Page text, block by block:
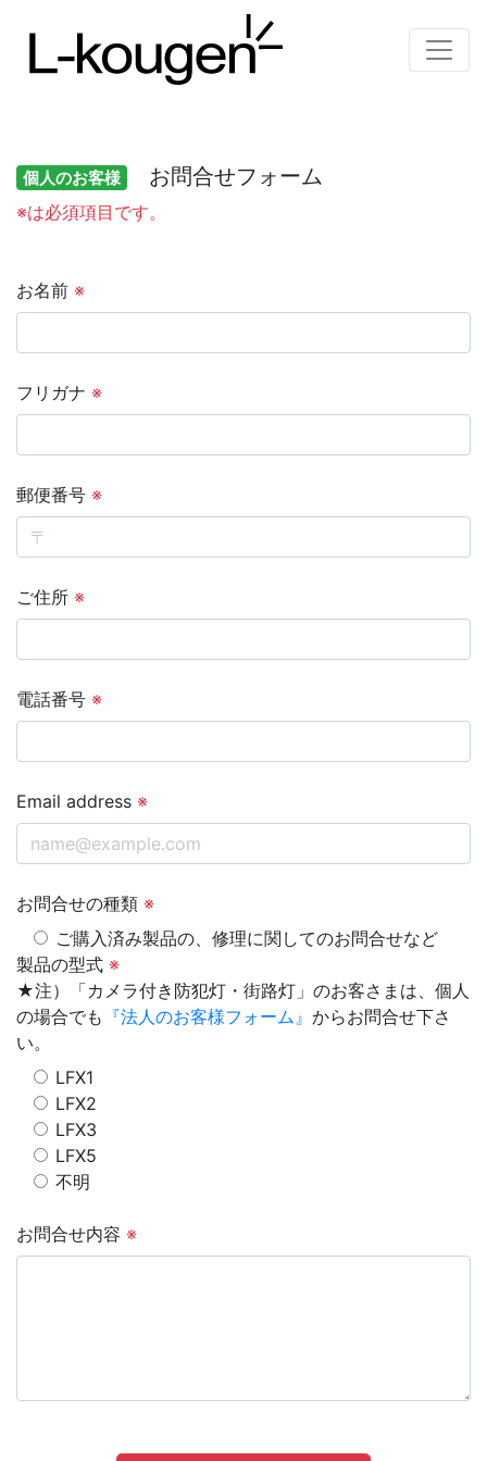
個人のお客様 お問合せフォーム
※は必須項目です。
お名前 ※
フリガナ ※
郵便番号 ※
ご住所 ※
電話番号 ※
Email address ※
お問合せの種類 ※
ご購入済み製品の、修理に関してのお問合せなど
製品の型式 ※
★注）「カメラ付き防犯灯・街路灯」のお客さまは、個人
の場合でも 『法人のお客様フォーム』 からお問合せ下さ
い。
LFX1
LFX2
LFX3
LFX5
不明
お問合せ内容 ※